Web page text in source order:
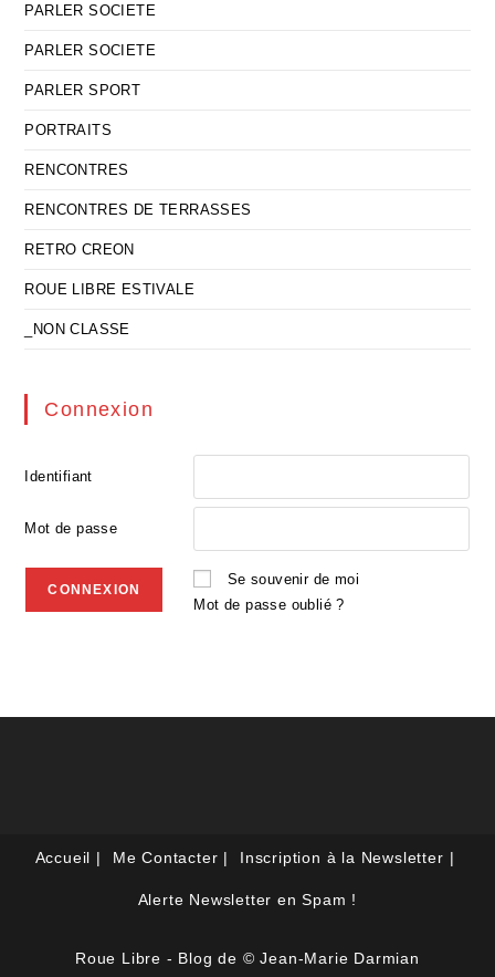
PARLER SOCIETE
PARLER SOCIETE
PARLER SPORT
PORTRAITS
RENCONTRES
RENCONTRES DE TERRASSES
RETRO CREON
ROUE LIBRE ESTIVALE
_NON CLASSE
Connexion
Identifiant
Mot de passe
Se souvenir de moi
Mot de passe oublié ?
Accueil Me Contacter Inscription à la Newsletter
Alerte Newsletter en Spam !
Roue Libre - Blog de © Jean-Marie Darmian